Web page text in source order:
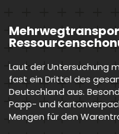
Laut der Untersuchung
fast ein Drittel des
Deutschland aus.
Papp- und
Mengen für den